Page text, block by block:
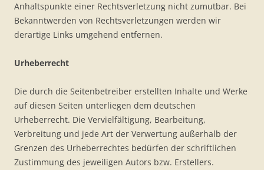
Anhaltspunkte einer Rechtsverletzung nicht zumutbar. Bei
Bekanntwerden von Rechtsverletzungen werden wir
derartige Links umgehend entfernen.
Urheberrecht
Die durch die Seitenbetreiber erstellten Inhalte und Werke
auf diesen Seiten unterliegen dem deutschen
Urheberrecht. Die Vervielfältigung, Bearbeitung,
Verbreitung und jede Art der Verwertung außerhalb der
Grenzen des Urheberrechtes bedürfen der schriftlichen
Zustimmung des jeweiligen Autors bzw. Erstellers.